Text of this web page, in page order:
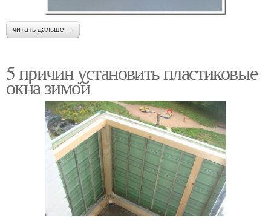
читать дальше →
5 причин установить пластиковые
окна зимой